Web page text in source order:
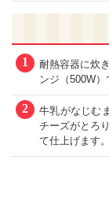
1
耐熱容器に炊
ンジ（500W）
2
牛乳がなじむ
チーズがとろ
て仕上げます。